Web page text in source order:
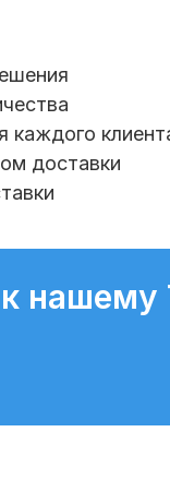
доставки
нашему